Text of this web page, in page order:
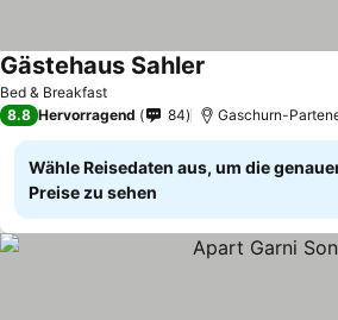
Bed & Breakfast
Gästehaus Sahler
8.8 Hervorragend 84
Wähle Reisedaten aus, um die
Preise zu sehen